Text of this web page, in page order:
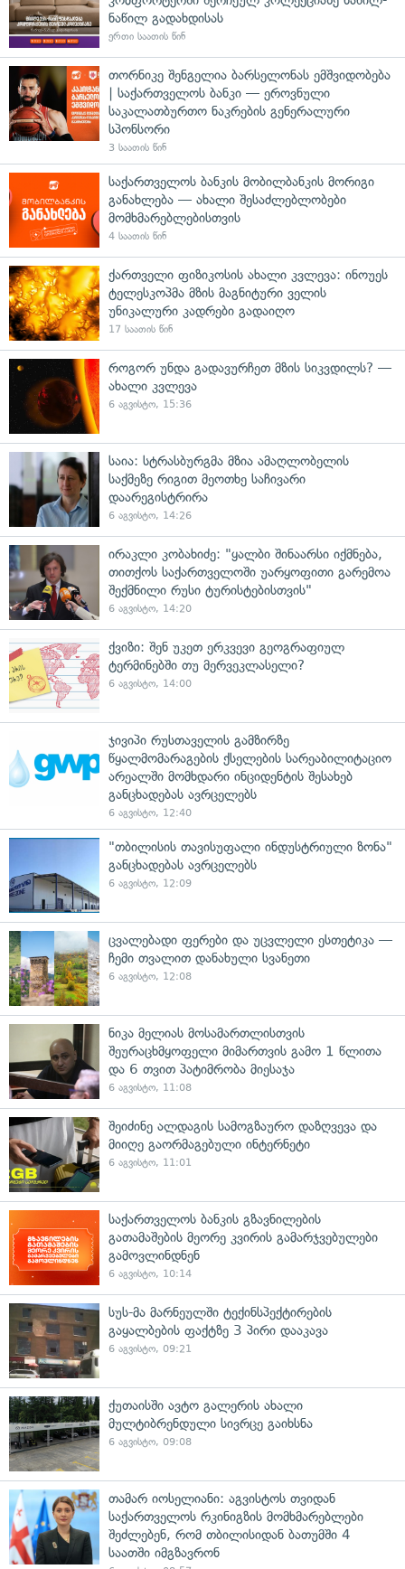
ნაწილ გადახდისას
ერთი საათის წინ
თორნიკე შენგელია ბარსელონას ემშვიდობება
| საქართველოს ბანკი — ეროვნული
საკალათბურთო ნაკრების გენერალური
სპონსორი
3 საათის წინ
საქართველოს ბანკის მობილბანკის მორიგი
განახლება — ახალი შესაძლებლობები
მომხმარებლებისთვის
4 საათის წინ
ქართველი ფიზიკოსის ახალი კვლევა: ინოუეს
ტელესკოპმა მზის მაგნიტური ველის
უნიკალური კადრები გადაიღო
17 საათის წინ
როგორ უნდა გადავურჩეთ მზის სიკვდილს? —
ახალი კვლევა
6 აგვისტო, 15:36
საია: სტრასბურგმა მზია ამაღლობელის
საქმეზე რიგით მეოთხე საჩივარი
დაარეგისტრირა
6 აგვისტო, 14:26
ირაკლი კობახიძე: "ყალბი შინაარსი იქმნება,
თითქოს საქართველოში უარყოფითი გარემოა
შექმნილი რუსი ტურისტებისთვის"
6 აგვისტო, 14:20
ქვიზი: შენ უკეთ ერკვევი გეოგრაფიულ
ტერმინებში თუ მერვეკლასელი?
6 აგვისტო, 14:00
ჯივიპი რუსთაველის გამზირზე
წყალმომარაგების ქსელების სარეაბილიტაციო
არეალში მომხდარი ინციდენტის შესახებ
განცხადებას ავრცელებს
6 აგვისტო, 12:40
"თბილისის თავისუფალი ინდუსტრიული ზონა"
განცხადებას ავრცელებს
6 აგვისტო, 12:09
ცვალებადი ფერები და უცვლელი ესთეტიკა —
ჩემი თვალით დანახული სვანეთი
6 აგვისტო, 12:08
ნიკა მელიას მოსამართლისთვის
შეურაცხმყოფელი მიმართვის გამო 1 წლითა
და 6 თვით პატიმრობა მიესაჯა
6 აგვისტო, 11:08
შეიძინე ალდაგის სამოგზაურო დაზღვევა და
მიიღე გაორმაგებული ინტერნეტი
6 აგვისტო, 11:01
საქართველოს ბანკის გზავნილების
გათამაშების მეორე კვირის გამარჯვებულები
გამოვლინდნენ
6 აგვისტო, 10:14
სუს-მა მარნეულში ტექინსპექტირების
გაყალბების ფაქტზე 3 პირი დააკავა
6 აგვისტო, 09:21
ქუთაისში ავტო გალერის ახალი
მულტიბრენდული სივრცე გაიხსნა
6 აგვისტო, 09:08
თამარ იოსელიანი: აგვისტოს თვიდან
საქართველოს რკინიგზის მომხმარებლები
შეძლებენ, რომ თბილისიდან ბათუმში 4
საათში იმგზავრონ